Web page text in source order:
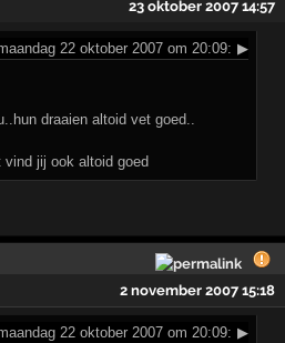
23 oktober 2007 14:57
22 oktober 2007 om 20:09: ▶
draaien altoid vet goed..
jij ook altoid goed
2 november 2007 15:18
22 oktober 2007 om 20:09: ▶